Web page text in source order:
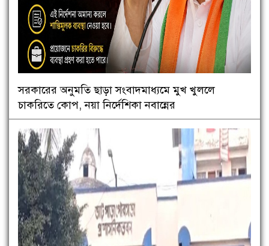
সরকারের অনুমতি ছাড়া সংবাদমাধ্যমে মুখ খুললে
চাকরিতে কোপ, নয়া নির্দেশিকা নবান্নের